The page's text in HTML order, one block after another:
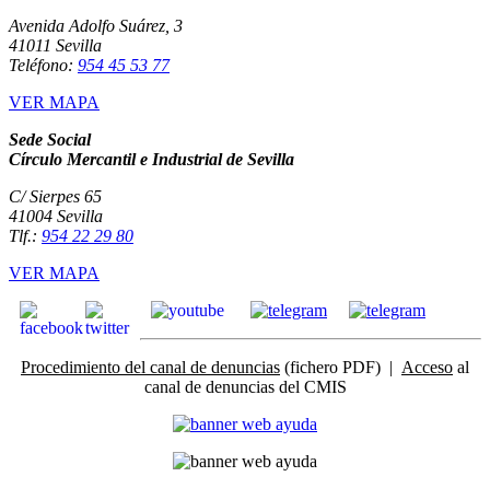
Avenida Adolfo Suárez, 3
41011 Sevilla
Teléfono: 954 45 53 77
VER MAPA
Sede Social
Círculo Mercantil e Industrial de Sevilla
C/ Sierpes 65
41004 Sevilla
Tlf.: 954 22 29 80
VER MAPA
Procedimiento del canal de denuncias (fichero PDF) | Acceso al
canal de denuncias del CMIS